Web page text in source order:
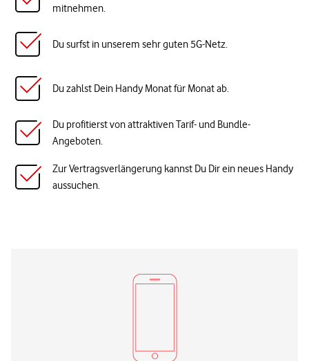
mitnehmen.
Du surfst in unserem sehr guten 5G-Netz.
Du zahlst Dein Handy Monat für Monat ab.
Du profitierst von attraktiven Tarif- und Bundle-
Angeboten.
Zur Vertragsverlängerung kannst Du Dir ein neues Handy
aussuchen.